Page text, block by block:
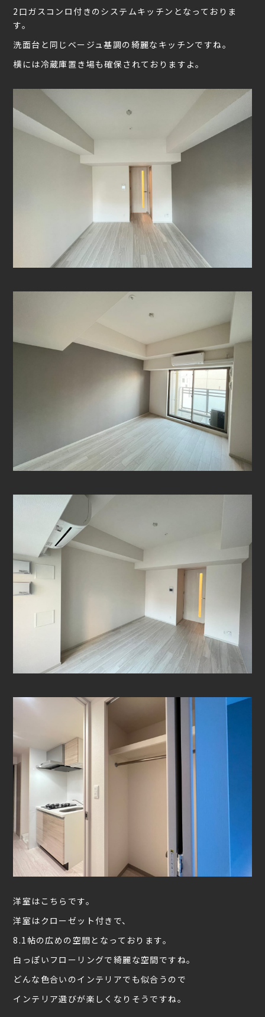
2口ガスコンロ付きのシステムキッチンとなっておりま
す。
洗面台と同じベージュ基調の綺麗なキッチンですね。
横には冷蔵庫置き場も確保されておりますよ。
洋室はこちらです。
洋室はクローゼット付きで、
8.1帖の広めの空間となっております。
白っぽいフローリングで綺麗な空間ですね。
どんな色合いのインテリアでも似合うので
インテリア選びが楽しくなりそうですね。